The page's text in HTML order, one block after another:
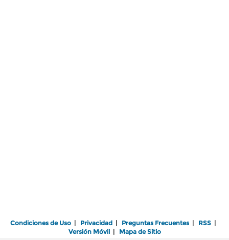
Condiciones de Uso | Privacidad | Preguntas Frecuentes | RSS |
Versión Móvil| Mapa de Sitio